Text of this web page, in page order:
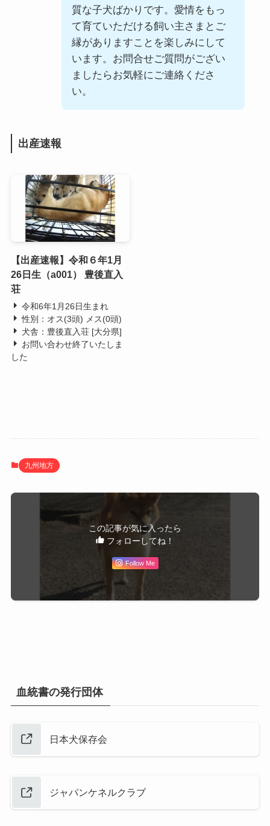
質な子犬ばかりです。愛情をもっ
て育ていただける飼い主さまとご
縁がありますことを楽しみにして
います。お問合せご質問がござい
ましたらお気軽にご連絡くださ
い。
出産速報
【出産速報】令和６年1月
26日生（a001） 豊後直入
荘
令和6年1月26日生まれ
性別：オス(3頭) メス(0頭)
犬舎：豊後直入荘 [大分県]
お問い合わせ終了いたしま
した
九州地方
この記事が気に入ったら
フォローしてね！
Follow Me
血統書の発行団体
日本犬保存会
ジャパンケネルクラブ